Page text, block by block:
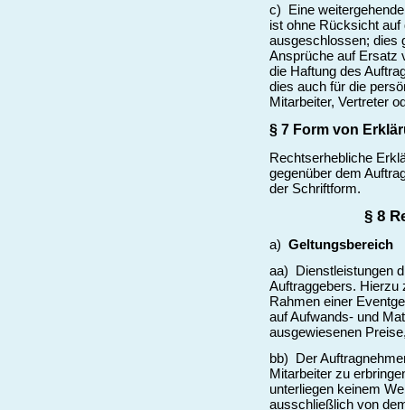
c) Eine
ist ohne Rücksicht
ausgeschlossen; dies
Ansprüche auf Ersatz
die Haftung des
dies auch für die
Mitarbeiter, Vertreter
§ 7 Form von
Rechtserhebliche
gegenüber dem
der Schriftform.
§ 8
a) Geltungsbereich
aa) Dienstleistungen
Auftraggebers. Hierzu
Rahmen einer
auf Aufwands- und
ausgewiesenen
bb) Der
Mitarbeiter zu
unterliegen keinem
ausschließlich von